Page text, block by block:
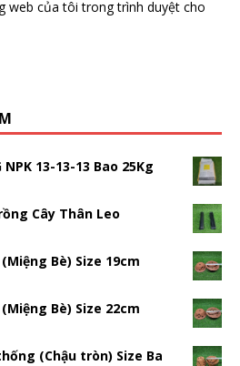
web của tôi trong trình duyệt cho
NPK 13-13-13 Bao 25Kg
Cây Thân Leo
Bè) Size 19cm
Bè) Size 22cm
(Chậu tròn) Size Ba